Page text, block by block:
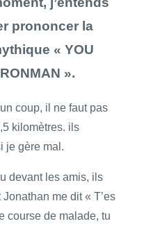
prononcer la
« YOU
».
coup, il ne faut pas
kilomètres. ils
je gère mal.
devant les amis, ils
me dit « T’es
course de malade, tu